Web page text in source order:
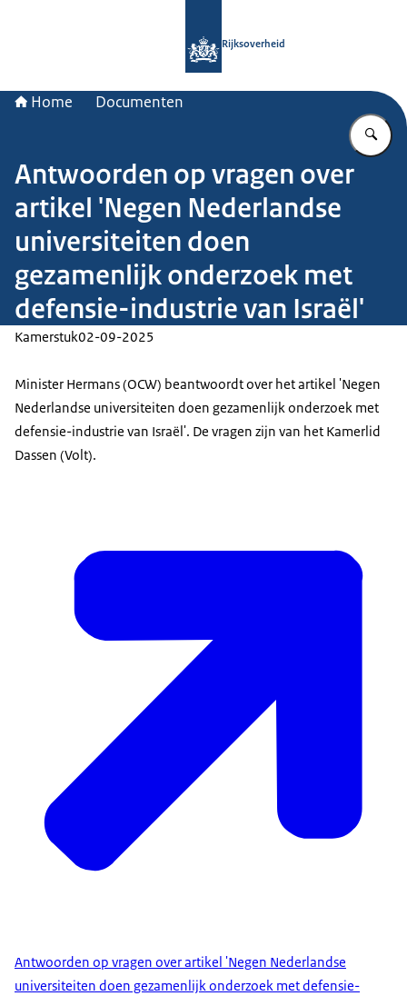
Rijksoverheid
Home Documenten
Antwoorden op vragen over
artikel 'Negen Nederlandse
universiteiten doen
gezamenlijk onderzoek met
defensie-industrie van Israël'
Kamerstuk02-09-2025
Minister Hermans (OCW) beantwoordt over het artikel 'Negen
Nederlandse universiteiten doen gezamenlijk onderzoek met
defensie-industrie van Israël'. De vragen zijn van het Kamerlid
Dassen (Volt).
Antwoorden op vragen over artikel 'Negen Nederlandse
universiteiten doen gezamenlijk onderzoek met defensie-